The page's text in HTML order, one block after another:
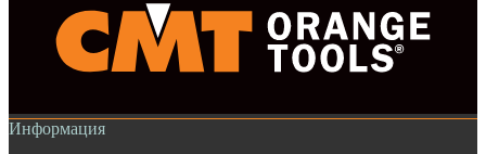
Информация